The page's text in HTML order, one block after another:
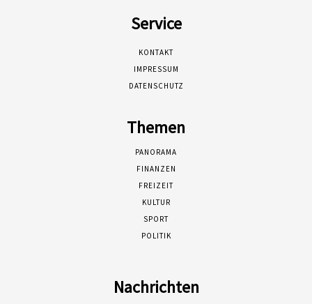
Service
KONTAKT
IMPRESSUM
DATENSCHUTZ
Themen
PANORAMA
FINANZEN
FREIZEIT
KULTUR
SPORT
POLITIK
Nachrichten